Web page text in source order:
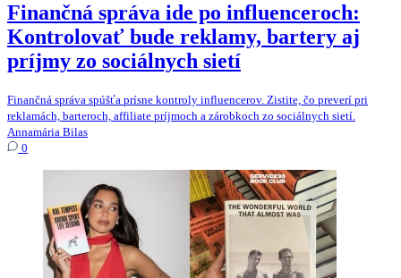
Finančná správa ide po influenceroch:
Kontrolovať bude reklamy, bartery aj
príjmy zo sociálnych sietí
Finančná správa spúšťa prísne kontroly influencerov. Zistite, čo preverí pri
reklamách, barteroch, affiliate príjmoch a zárobkoch zo sociálnych sietí.
Annamária Bilas
0